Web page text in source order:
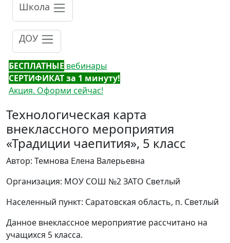
Школа
ДОУ
БЕСПЛАТНЫЕ вебинары
СЕРТИФИКАТ за 1 минуту!
Акция. Оформи сейчас!
Технологическая карта
внеклассного мероприятия
«Традиции чаепития», 5 класс
Автор: Темнова Елена Валерьевна
Организация: МОУ СОШ №2 ЗАТО Светлый
Населенный пункт: Саратовская область, п. Светлый
Данное внеклассное мероприятие рассчитано на
учащихся 5 класса.